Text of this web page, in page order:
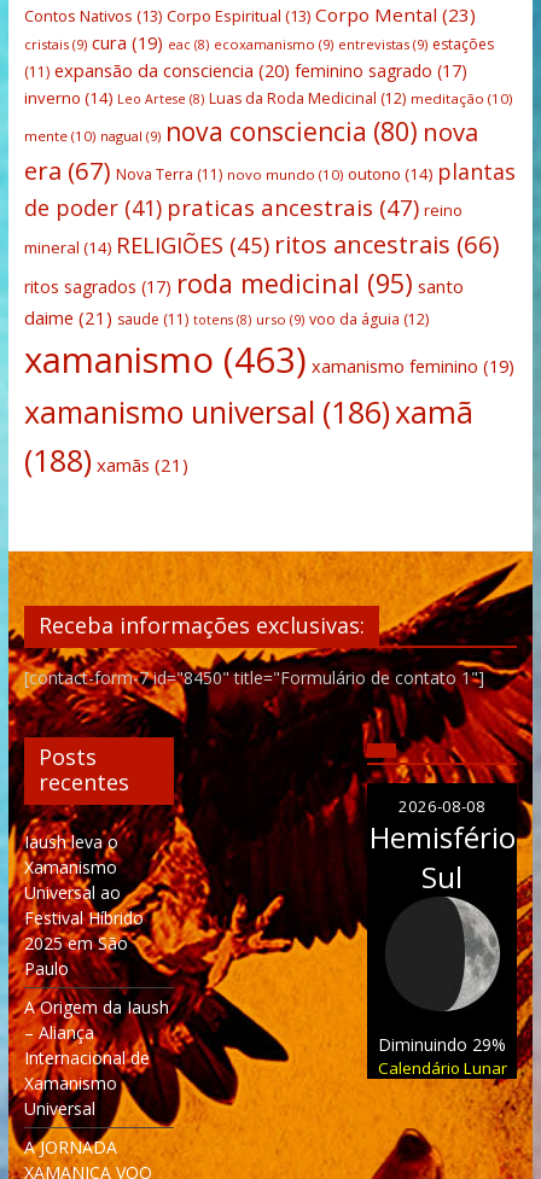
Contos Nativos (13) Corpo Espiritual (13) Corpo Mental (23)
cristais(9) cura (19) eac (8) ecoxamanismo (9) entrevistas(9) estações
(11) expansão da consciencia (20) feminino sagrado (17)
inverno (14) Leo Artese (8) Luas da Roda Medicinal (12) meditação (10)
mente(10) nagual (9) nova consciencia (80) nova
era (67) Nova Terra (11) novo mundo (10) outono (14) plantas
de poder(41) praticas ancestrais (47) reino
mineral (14) RELIGIÕES (45) ritos ancestrais (66)
ritos sagrados (17) roda medicinal (95) santo
daime (21) saude (11) totens(8) urso (9) voo da águia (12)
xamanismo (463) xamanismo feminino (19)
xamanismo universal (186)xamã
(188) xamãs (21)
Receba informações exclusivas:
[contact-form-7 id="8450" title="Formulário de contato 1"]
Posts
recentes
Iaush leva o
Xamanismo
Universal ao
Festival Híbrido
2025 em São
Paulo
A Origem da Iaush
– Aliança
Internacional de
Xamanismo
Universal
A JORNADA
XAMANICA VOO
2026-08-08
Hemisfério
Sul
Diminuindo 29%
Calendário Lunar